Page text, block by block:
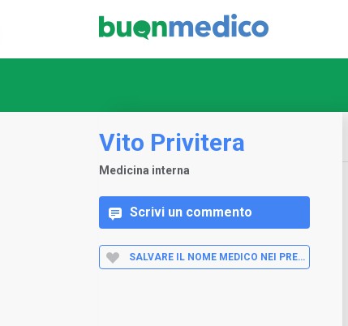
Vito Privitera
Medicina interna
Scrivi un commento
SALVARE IL NOME MEDICO NEI PREFERITI